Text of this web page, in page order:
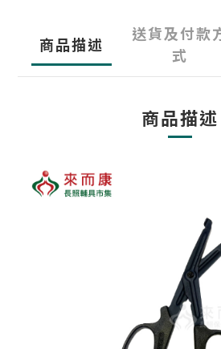
商品描述
送貨及付款
式
商品描述